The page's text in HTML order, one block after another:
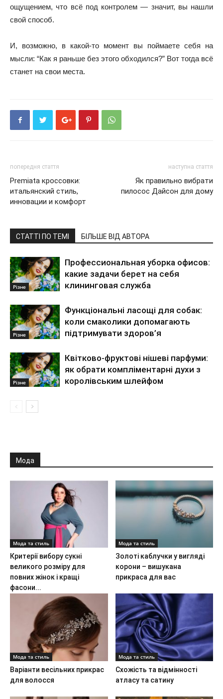
ощущением, что всё под контролем — значит, вы нашли
свой способ.
И, возможно, в какой-то момент вы поймаете себя на
мысли: “Как я раньше без этого обходился?” Вот тогда всё
станет на свои места.
попередня стаття
Premiata кроссовки:
итальянский стиль,
инновации и комфорт
наступна стаття
Як правильно вибрати
пилосос Дайсон для дому
СТАТТІ ПО ТЕМІ БІЛЬШЕ ВІД АВТОРА
Різне
Профессиональная уборка офисов:
какие задачи берет на себя
клининговая служба
Різне
Функціональні ласощі для собак:
коли смаколики допомагають
підтримувати здоров’я
Різне
Квітково-фруктові нішеві парфуми:
як обрати компліментарні духи з
королівським шлейфом
Мода
Мода та стиль
Критерії вибору сукні
великого розміру для
повних жінок і кращі
фасони...
Мода та стиль
Золоті каблучки у вигляді
корони – вишукана
прикраса для вас
Мода та стиль
Варіанти весільних прикрас
для волосся
Мода та стиль
Схожість та відмінності
атласу та сатину